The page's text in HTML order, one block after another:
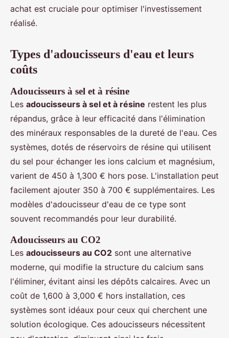
achat est cruciale pour optimiser l'investissement
réalisé.
Types d'adoucisseurs d'eau et leurs
coûts
Adoucisseurs à sel et à résine
Les adoucisseurs à sel et à résine restent les plus
répandus, grâce à leur efficacité dans l'élimination
des minéraux responsables de la dureté de l'eau. Ces
systèmes, dotés de réservoirs de résine qui utilisent
du sel pour échanger les ions calcium et magnésium,
varient de 450 à 1,300 € hors pose. L'installation peut
facilement ajouter 350 à 700 € supplémentaires. Les
modèles d'adoucisseur d'eau de ce type sont
souvent recommandés pour leur durabilité.
Adoucisseurs au CO2
Les adoucisseurs au CO2 sont une alternative
moderne, qui modifie la structure du calcium sans
l'éliminer, évitant ainsi les dépôts calcaires. Avec un
coût de 1,600 à 3,000 € hors installation, ces
systèmes sont idéaux pour ceux qui cherchent une
solution écologique. Ces adoucisseurs nécessitent